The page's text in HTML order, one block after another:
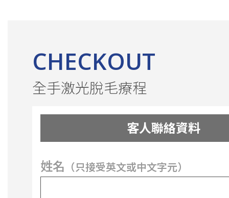
CHECKOUT
全手激光脫毛療程
客人聯絡資料
姓名 （只接受英文或中文字元）